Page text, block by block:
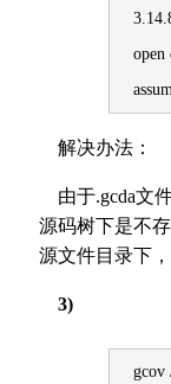
open
解决办法：
由于.gcda文
源码树下是不
源文件目录下
3)
gcov